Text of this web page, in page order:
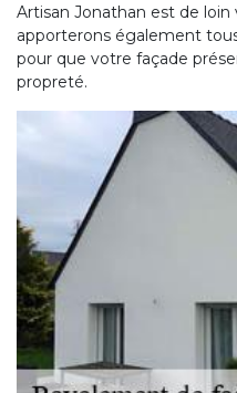
Artisan Jonathan est de
apporterons également
pour que votre façade
propreté.